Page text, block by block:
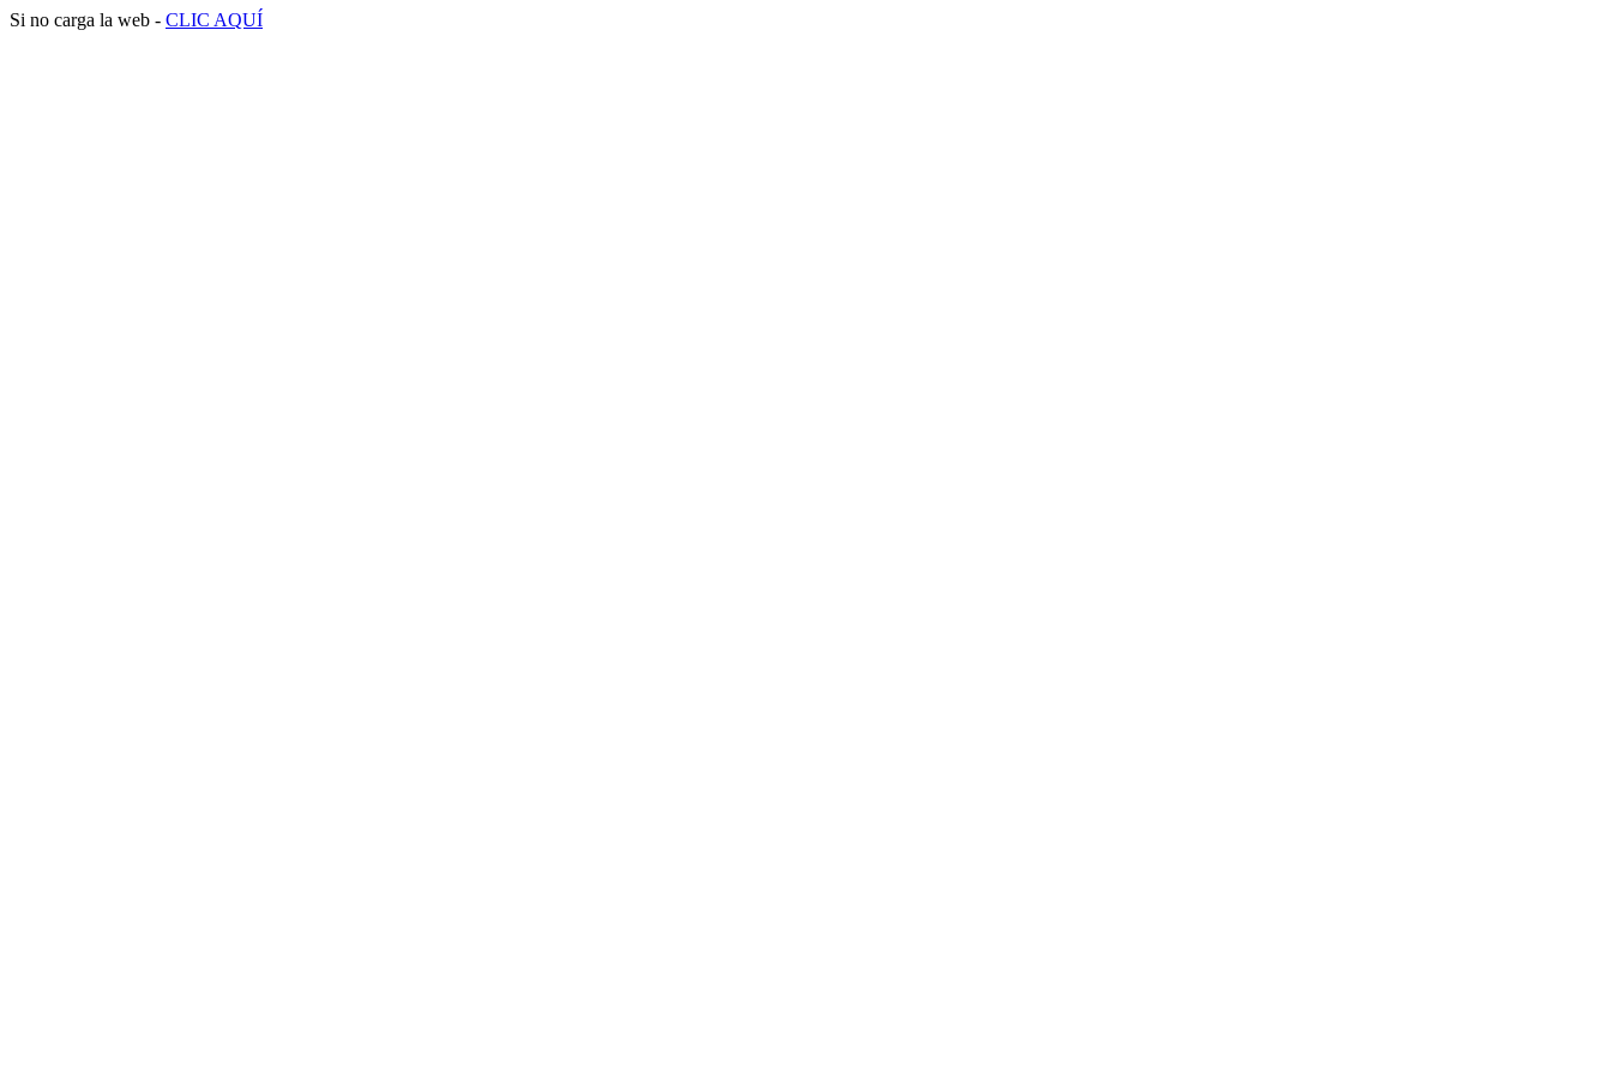
Si no carga la web - CLIC AQUÍ